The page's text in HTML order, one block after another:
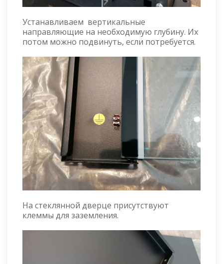
Устанавливаем вертикальные
направляющие на необходимую глубину. Их
потом можно подвинуть, если потребуется.
На стеклянной дверце присутствуют
клеммы для заземления.